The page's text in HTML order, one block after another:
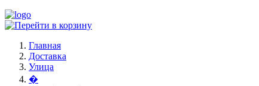
Главная
Доставка
Улица
�